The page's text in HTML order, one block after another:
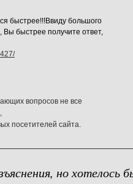
быстрее!!!Ввиду большого
быстрее получите ответ,
вопросов не все
посетителей сайта.
но хотелось